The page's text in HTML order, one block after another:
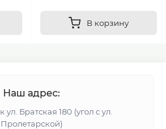
В корзину
Наш адрес:
Братская 180 (угол с ул.
Пролетарской)